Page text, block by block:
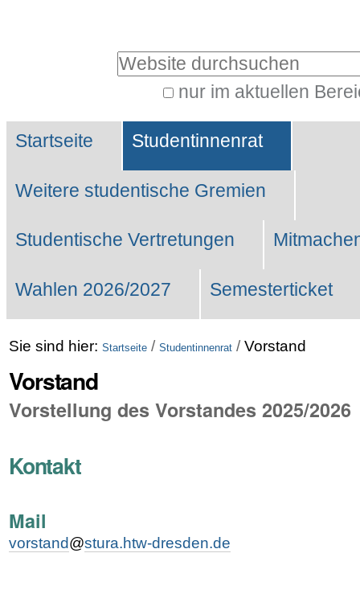
Website durchsuchen
nur im aktuellen
Suche…
Sektionen
Startseite Studentinnenrat
Weitere studentische Gremien
Studentische Vertretungen
Wahlen 2026/2027 Semesterticket
Sie sind hier: Startseite / Studentinnenrat / Vorstand
Vorstand
Vorstellung des Vorstandes 2025/2026
Kontakt
Mail
vorstand@stura.htw-dresden.de